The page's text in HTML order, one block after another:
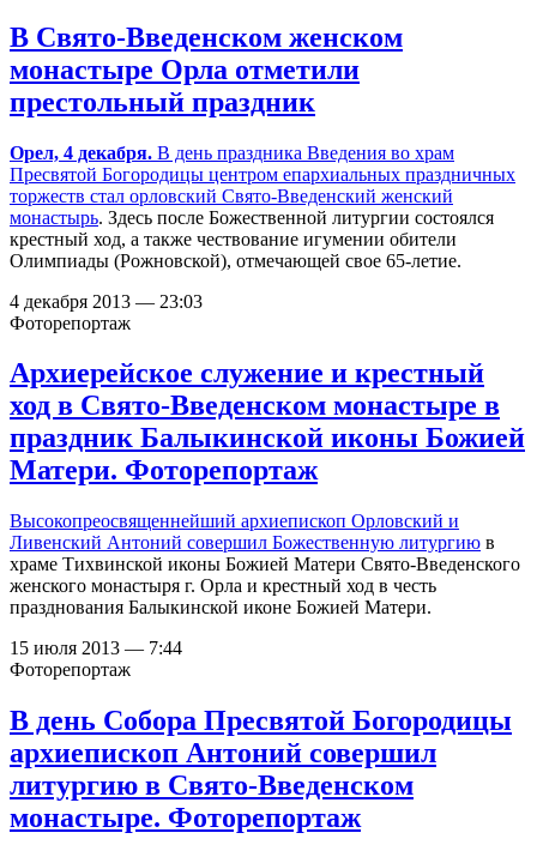
В Свято-Введенском женском
монастыре Орла отметили
престольный праздник
Орел, 4 декабря. В день праздника Введения во храм
Пресвятой Богородицы центром епархиальных праздничных
торжеств стал орловский Свято-Введенский женский
монастырь. Здесь после Божественной литургии состоялся
крестный ход, а также чествование игумении обители
Олимпиады (Рожновской), отмечающей свое 65-летие.
4 декабря 2013 — 23:03
Фоторепортаж
Архиерейское служение и крестный
ход в Свято-Введенском монастыре в
праздник Балыкинской иконы Божией
Матери. Фоторепортаж
Высокопреосвященнейший архиепископ Орловский и
Ливенский Антоний совершил Божественную литургию в
храме Тихвинской иконы Божией Матери Свято-Введенского
женского монастыря г. Орла и крестный ход в честь
празднования Балыкинской иконе Божией Матери.
15 июля 2013 — 7:44
Фоторепортаж
В день Собора Пресвятой Богородицы
архиепископ Антоний совершил
литургию в Свято-Введенском
монастыре. Фоторепортаж